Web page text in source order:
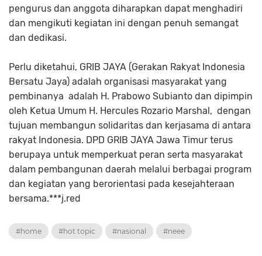
pengurus dan anggota diharapkan dapat menghadiri
dan mengikuti kegiatan ini dengan penuh semangat
dan dedikasi.
Perlu diketahui, GRIB JAYA (Gerakan Rakyat Indonesia
Bersatu Jaya) adalah organisasi masyarakat yang
pembinanya adalah H. Prabowo Subianto dan dipimpin
oleh Ketua Umum H. Hercules Rozario Marshal, dengan
tujuan membangun solidaritas dan kerjasama di antara
rakyat Indonesia. DPD GRIB JAYA Jawa Timur terus
berupaya untuk memperkuat peran serta masyarakat
dalam pembangunan daerah melalui berbagai program
dan kegiatan yang berorientasi pada kesejahteraan
bersama.***j.red
#home #hot topic #nasional #neee